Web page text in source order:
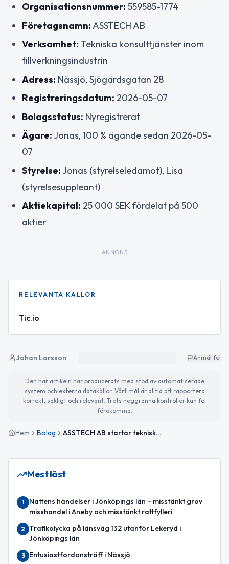
Organisationsnummer: 559585-1774
Företagsnamn:ASSTECH AB
Verksamhet: Tekniska konsulttjänster inom
tillverkningsindustrin
Adress: Nässjö, Sjögärdsgatan 28
Registreringsdatum: 2026-05-07
Bolagsstatus: Nyregistrerat
Ägare: Jonas, 100 % ägande sedan 2026-05-
07
Styrelse: Jonas (styrelseledamot), Lisa
(styrelsesuppleant)
Aktiekapital: 25 000 SEK fördelat på 500
aktier
ANNONS
RELEVANTA KÄLLOR
Tic.io
Johan Larsson Anmäl fel
Den här artikeln har producerats med stöd av automatiserade
system och externa datakällor. Vårt mål är alltid att rapportera
korrekt, sakligt och relevant. Trots noggranna kontroller kan fel
förekomma.
Hem Bolag ASSTECH AB startar tekniska konsulttjänster i Nässjö
Mest läst
1
Nattens händelser i Jönköpings län – misstänkt grov
misshandel i Aneby och misstänkt rattfylleri
2
Trafikolycka på länsväg 132 utanför Lekeryd i
Jönköpings län
3 Entusiastfordonsträff i Nässjö